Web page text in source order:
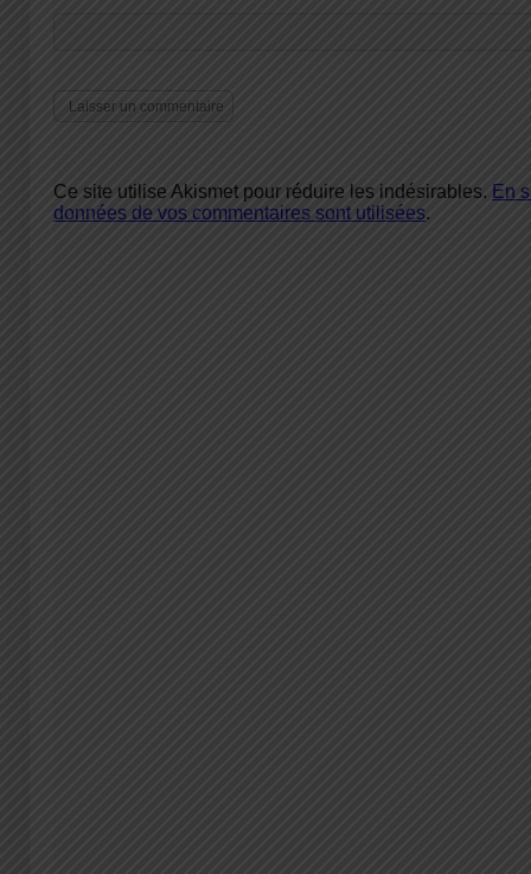
Ce site utilise Akismet pour réduire les indésirables. En
données de vos commentaires sont utilisées.